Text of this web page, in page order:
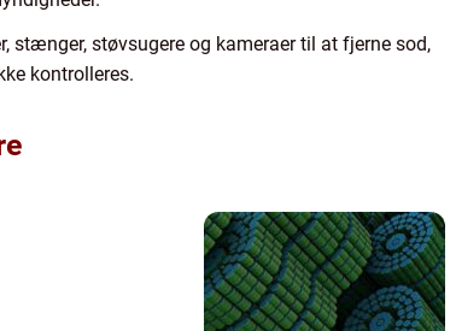
stænger, støvsugere og kameraer til at fjerne sod,
kontrolleres.